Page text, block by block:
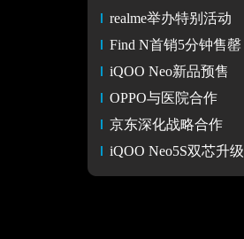
realme举办特别活动
Find N首销5分钟售罄
iQOO Neo新品预售
OPPO与医院合作
京东深化战略合作
iQOO Neo5S双芯升级